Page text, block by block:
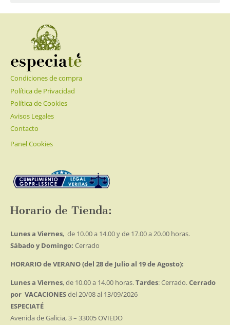
Condiciones de compra
Política de Privacidad
Política de Cookies
Avisos Legales
Contacto
Panel Cookies
Horario de Tienda:
Lunes a Viernes, de 10.00 a 14.00 y de 17.00 a 20.00 horas.
Sábado y Domingo: Cerrado
HORARIO de VERANO (del 28 de Julio al 19 de Agosto):
Lunes a Viernes, de 10.00 a 14.00 horas.Tardes: Cerrado.Cerrado
por VACACIONESdel 20/08 al 13/09/2026
ESPECIATÉ
Avenida de Galicia, 3 – 33005 OVIEDO